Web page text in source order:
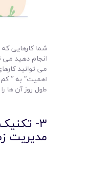
شما کارهایی
انجام دهید می
می توانید
اهمیت” به ”
طول روز آن ها
3-
مدیریت